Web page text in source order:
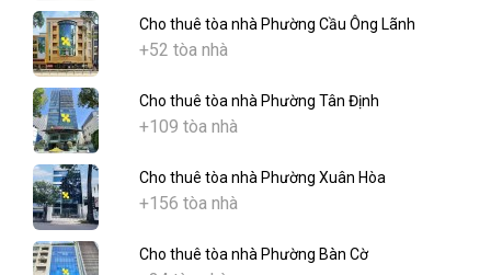
Cho thuê tòa nhà Phường Cầu Ông Lãnh
+52 tòa nhà
Cho thuê tòa nhà Phường Tân Định
+109 tòa nhà
Cho thuê tòa nhà Phường Xuân Hòa
+156 tòa nhà
Cho thuê tòa nhà Phường Bàn Cờ